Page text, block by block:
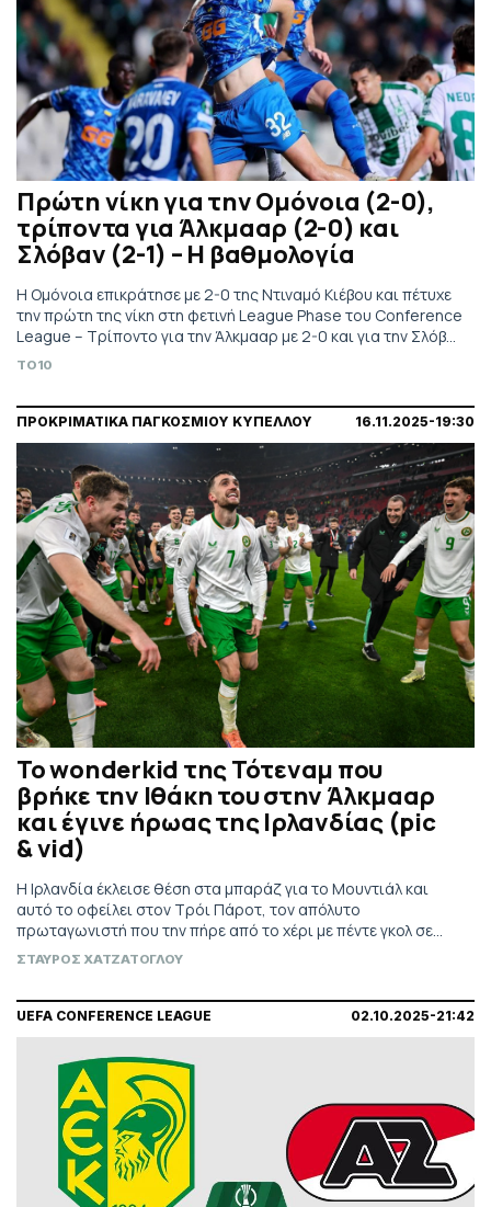
Πρώτη νίκη για την Ομόνοια (2-0),
τρίποντα για Άλκμααρ (2-0) και
Σλόβαν (2-1) – Η βαθμολογία
Η Ομόνοια επικράτησε με 2-0 της Ντιναμό Κιέβου και πέτυχε
την πρώτη της νίκη στη φετινή League Phase του Conference
League – Τρίποντο για την Άλκμααρ με 2-0 και για την Σλόβαν
με 2-1 – Τα αποτελέσματα, η βαθμολογία και το υπόλοιπο
TO10
ΠΡΟΚΡΙΜΑΤΙΚΑ ΠΑΓΚΟΣΜΙΟΥ ΚΥΠΕΛΛΟΥ 16.11.2025-19:30
To wonderkid της Τότεναμ που
βρήκε την Ιθάκη του στην Άλκμααρ
και έγινε ήρωας της Ιρλανδίας (pic
& vid)
Η Ιρλανδία έκλεισε θέση στα μπαράζ για το Μουντιάλ και
αυτό το οφείλει στον Τρόι Πάροτ, τον απόλυτο
πρωταγωνιστή που την πήρε από το χέρι με πέντε γκολ σε
τρεις μέρες.
ΣΤΑΥΡΟΣ ΧΑΤΖΑΤΟΓΛΟΥ
UEFA CONFERENCE LEAGUE 02.10.2025-21:42